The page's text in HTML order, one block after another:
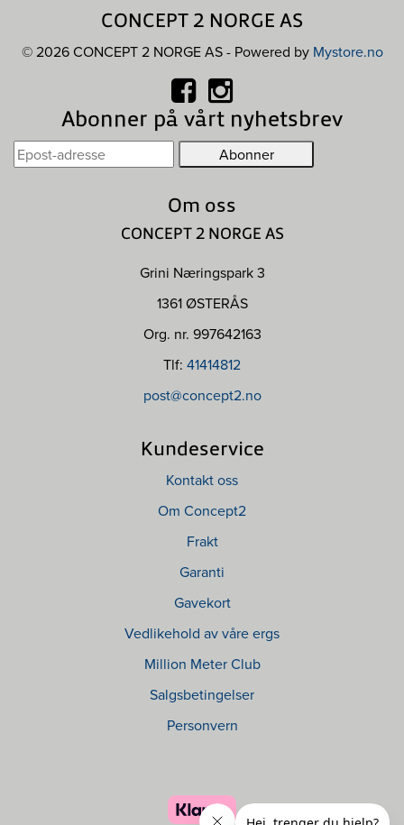
CONCEPT 2 NORGE AS
© 2026 CONCEPT 2 NORGE AS - Powered by Mystore.no
Abonner på vårt nyhetsbrev
Om oss
CONCEPT 2 NORGE AS
Grini Næringspark 3
1361 ØSTERÅS
Org. nr. 997642163
Tlf: 41414812
post@concept2.no
Kundeservice
Kontakt oss
Om Concept2
Frakt
Garanti
Gavekort
Vedlikehold av våre ergs
Million Meter Club
Salgsbetingelser
Personvern